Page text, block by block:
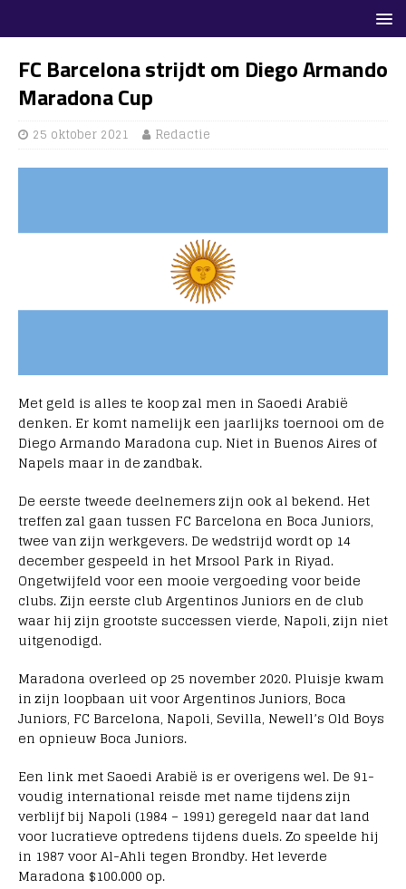
FC Barcelona strijdt om Diego Armando
Maradona Cup
25 oktober 2021 Redactie
Met geld is alles te koop zal men in Saoedi Arabië
denken. Er komt namelijk een jaarlijks toernooi om de
Diego Armando Maradona cup. Niet in Buenos Aires of
Napels maar in de zandbak.
De eerste tweede deelnemers zijn ook al bekend. Het
treffen zal gaan tussen FC Barcelona en Boca Juniors,
twee van zijn werkgevers. De wedstrijd wordt op 14
december gespeeld in het Mrsool Park in Riyad.
Ongetwijfeld voor een mooie vergoeding voor beide
clubs. Zijn eerste club Argentinos Juniors en de club
waar hij zijn grootste successen vierde, Napoli, zijn niet
uitgenodigd.
Maradona overleed op 25 november 2020. Pluisje kwam
in zijn loopbaan uit voor Argentinos Juniors, Boca
Juniors, FC Barcelona, Napoli, Sevilla, Newell’s Old Boys
en opnieuw Boca Juniors.
Een link met Saoedi Arabië is er overigens wel. De 91-
voudig international reisde met name tijdens zijn
verblijf bij Napoli (1984 – 1991) geregeld naar dat land
voor lucratieve optredens tijdens duels. Zo speelde hij
in 1987 voor Al-Ahli tegen Brondby. Het leverde
Maradona $100.000 op.